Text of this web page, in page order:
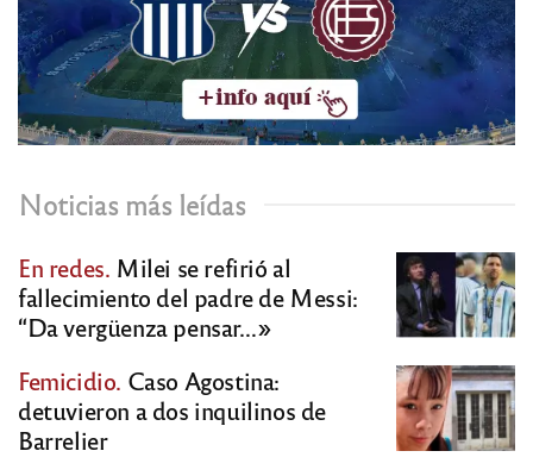
Noticias más leídas
En redes. Milei se refirió al
fallecimiento del padre de Messi:
“Da vergüenza pensar…»
Femicidio. Caso Agostina:
detuvieron a dos inquilinos de
Barrelier